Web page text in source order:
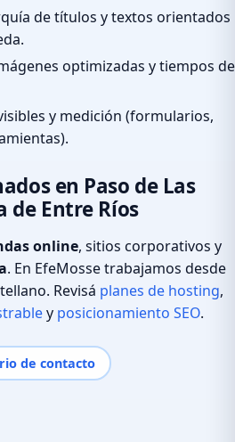
de títulos y textos orientados
optimizadas y tiempos de
y medición (formularios,
en Paso de Las
de Entre Ríos
online, sitios corporativos y
. En EfeMosse trabajamos desde
Revisá planes de hosting,
y posicionamiento SEO.
de contacto